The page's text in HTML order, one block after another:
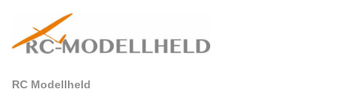
RC Modellheld